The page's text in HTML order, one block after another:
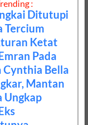
:
Ditutupi
Tercium
Ketat
Pada
Cynthia Bella
Mantan
Ungkap